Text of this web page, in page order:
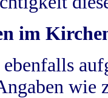
im
wie